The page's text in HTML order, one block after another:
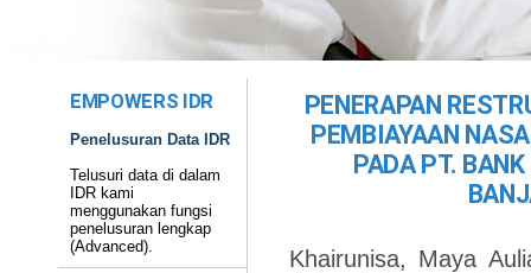
EMPOWERS IDR
Penelusuran Data IDR
Telusuri data di dalam
IDR kami
menggunakan fungsi
penelusuran lengkap
(Advanced).
PENERAPAN
PEMBIAYAAN
PADA PT.
Khairunisa, Maya